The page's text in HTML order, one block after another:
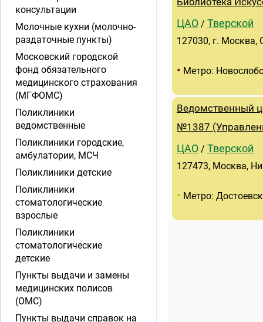
ЦАО / Тверской
127030, г. Москва,
• Метро:
Ведомственный
№1387
ЦАО / Тверской
127473, Москва,
• Метро:
консультации
Молочные кухни (молочно-
раздаточные пункты)
Московский городской
фонд обязательного
медицинского страхования
(МГФОМС)
Поликлиники
ведомственные
Поликлиники городские,
амбулатории, МСЧ
Поликлиники детские
Поликлиники
стоматологические
взрослые
Поликлиники
стоматологические
детские
Пункты выдачи и замены
медицинских полисов
(ОМС)
Пункты выдачи справок на